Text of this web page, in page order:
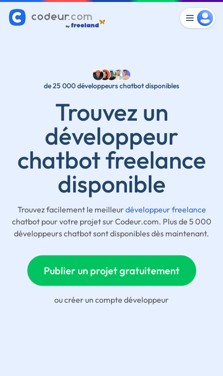
de 25 000 développeurs chatbot disponibles
Trouvez un
développeur
chatbot freelance
disponible
Trouvez facilement le meilleurdéveloppeur freelance
chatbot pour votre projet sur Codeur.com. Plus de 5 000
développeurs chatbot sont disponibles dès maintenant.
Publier un projet gratuitement
oucréer un compte développeur